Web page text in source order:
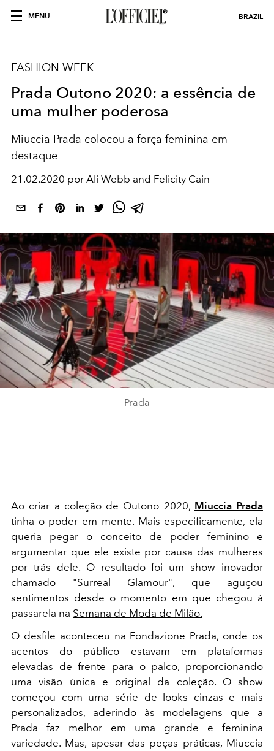
MENU BRAZIL
FASHION WEEK
Prada Outono 2020: a essência de
uma mulher poderosa
Miuccia Prada colocou a força feminina em
destaque
21.02.2020 por Ali Webb and Felicity Cain
Prada
Ao criar a coleção de Outono 2020, Miuccia Prada
tinha o poder em mente. Mais especificamente, ela
queria pegar o conceito de poder feminino e
argumentar que ele existe por causa das mulheres
por trás dele. O resultado foi um show inovador
chamado "Surreal Glamour", que aguçou
sentimentos desde o momento em que chegou à
passarela na Semana de Moda de Milão.
O desfile aconteceu na Fondazione Prada, onde os
acentos do público estavam em plataformas
elevadas de frente para o palco, proporcionando
uma visão única e original da coleção. O show
começou com uma série de looks cinzas e mais
personalizados, aderindo às modelagens que a
Prada faz melhor em uma grande e feminina
variedade. Mas, apesar das peças práticas, Miuccia